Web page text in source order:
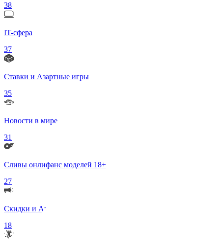
38
IT-сфера
37
Ставки и Азартные игры
35
Новости в мире
31
Сливы онлифанс моделей 18+
27
Скидки и Акции
18